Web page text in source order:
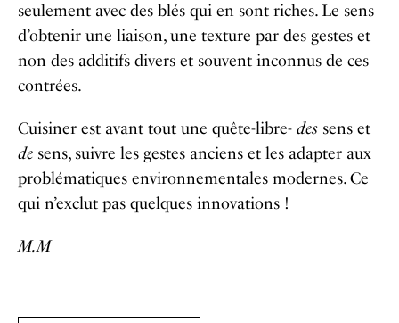
seulement avec des blés qui en sont riches. Le sens
d’obtenir une liaison, une texture par des gestes et
non des additifs divers et souvent inconnus de ces
contrées.
Cuisiner est avant tout une quête-libre- des sens et
de sens, suivre les gestes anciens et les adapter aux
problématiques environnementales modernes. Ce
qui n’exclut pas quelques innovations !
M.M